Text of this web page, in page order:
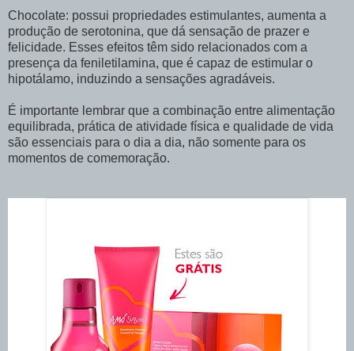
Chocolate: possui propriedades estimulantes, aumenta a
produção de serotonina, que dá sensação de prazer e
felicidade. Esses efeitos têm sido relacionados com a
presença da feniletilamina, que é capaz de estimular o
hipotálamo, induzindo a sensações agradáveis.
É importante lembrar que a combinação entre alimentação
equilibrada, prática de atividade física e qualidade de vida
são essenciais para o dia a dia, não somente para os
momentos de comemoração.